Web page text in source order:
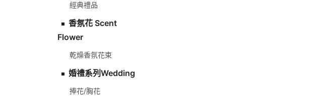
經典禮品
香氛花 Scent
Flower
乾燥香氛花束
婚禮系列Wedding
捧花/胸花